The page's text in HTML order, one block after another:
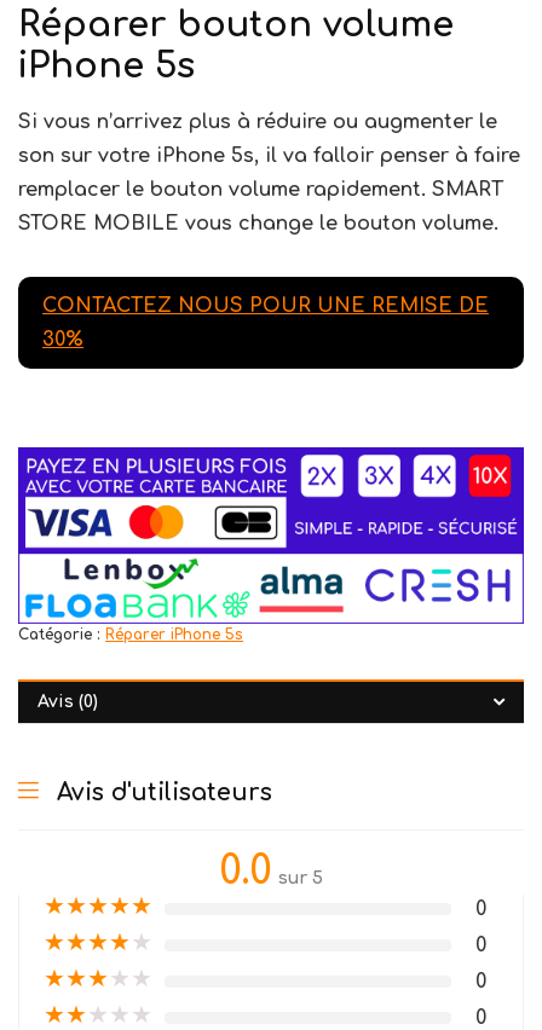
Réparer bouton volume
iPhone 5s
Si vous n’arrivez plus à réduire ou augmenter le
son sur votre iPhone 5s, il va falloir penser à faire
remplacer le bouton volume rapidement. SMART
STORE MOBILE vous change le bouton volume.
CONTACTEZ NOUS POUR UNE REMISE DE
30%
Catégorie : Réparer iPhone 5s
Avis (0)
Avis d'utilisateurs
0.0 sur 5
★★★★★ 0
★★★★★ 0
★★★★★ 0
★★★★★ 0